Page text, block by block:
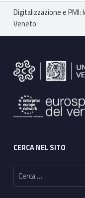
Breadcrumbs navigation
Digitalizzazione e
Veneto
CERCA NEL SITO
Ricerca per: